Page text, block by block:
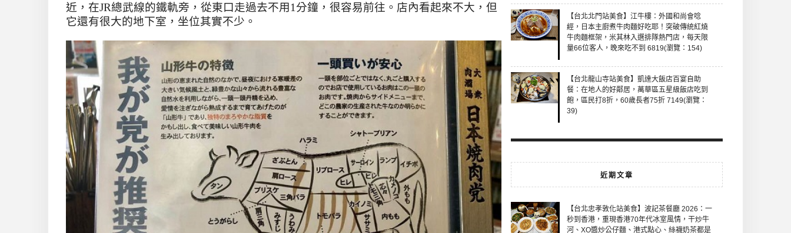
近，在JR總武線的鐵軌旁，從東口走過去不用1 分鐘，很容易前往。 店內看起來不大，但
它還有很大的地下室，坐位其實不少。
【台北北門站美食】江牛樓：外國和尚會唸
經，日本主廚煮牛肉麵好吃耶！突破傳統紅燒
牛肉麵框架，米其林入選排隊熱門店，每天限
量66位客人，晚來吃不到 6819(瀏覽：154)
【台北龍山寺站美食】凱達大飯店百宴自助
餐：在地人的好鄰居，萬華區五星級飯店吃到
飽，區民打8折，60歲長者75折 7149(瀏覽：
39)
近期文章
【台北忠孝敦化站美食】波記茶餐廳 2026：一
秒到香港，重現香港70年代冰室風情，干炒牛
河、XO醬炒公仔麵、港式點心、絲襪奶茶都是